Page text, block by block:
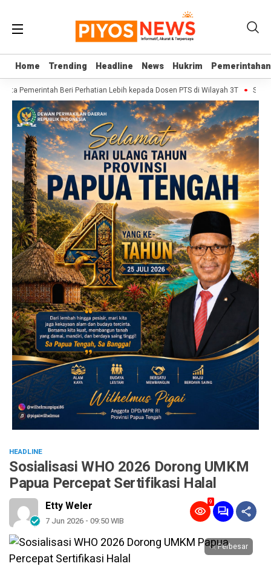
Home Trending Headline News Hukrim Pemerintahan
Home Trending Headline News Hukrim Pemerintahan
Pemerintah Beri Perhatian Lebih kepada Dosen PTS di Wilayah 3T Sekjen
HEADLINE
Sosialisasi WHO 2026 Dorong UMKM
Papua Percepat Sertifikasi Halal
Etty Weler
7 Jun 2026 - 09:50 WIB
9
Perbesar